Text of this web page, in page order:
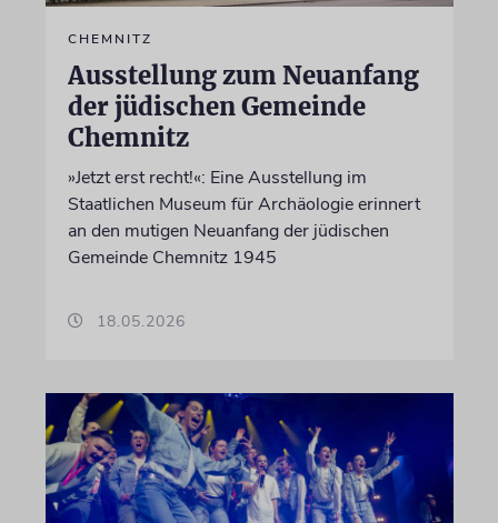
CHEMNITZ
Ausstellung zum Neuanfang
der jüdischen Gemeinde
Chemnitz
»Jetzt erst recht!«: Eine Ausstellung im
Staatlichen Museum für Archäologie erinnert
an den mutigen Neuanfang der jüdischen
Gemeinde Chemnitz 1945
18.05.2026